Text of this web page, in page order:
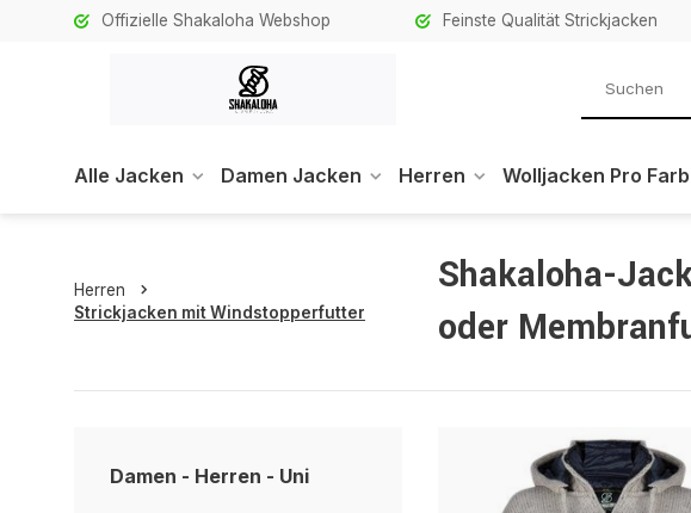
Offizielle Shakaloha Webshop Feinste Qualität Strickjacken
Alle Jacken Damen Jacken Herren Wolljacken Pro
Herren
Strickjacken mit Windstopperfutter
Shakaloha-
oder
Damen - Herren - Uni